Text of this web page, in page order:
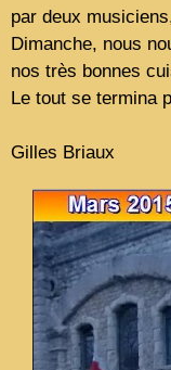
par deux
Dimanche, nous
nos très bonnes
Le tout se termina
Gilles Briaux